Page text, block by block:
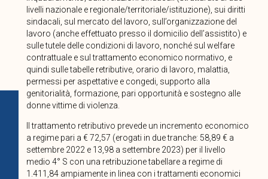
livelli nazionale e regionale/territoriale/istituzione), sui diritti
sindacali, sul mercato del lavoro, sull’organizzazione del
lavoro (anche effettuato presso il domicilio dell’assistito) e
sulle tutele delle condizioni di lavoro, nonché sul welfare
contrattuale e sul trattamento economico normativo, e
quindi sulle tabelle retributive, orario di lavoro, malattia,
permessi per aspettative e congedi, supporto alla
genitorialità, formazione, pari opportunità e sostegno alle
donne vittime di violenza.
Il trattamento retributivo prevede un incremento economico
a regime pari a € 72,57 (erogati in due tranche: 58,89 € a
settembre 2022 e 13,98 a settembre 2023) per il livello
medio 4° S con una retribuzione tabellare a regime di
1.411,84 ampiamente in linea con i trattamenti economici